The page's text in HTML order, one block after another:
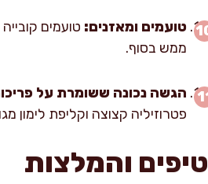
טועמים ומאזנים: טועמים
ממש בסוף.
הגשה נכונה ששומרת על
פטרוזיליה קצוצה וקליפת לימון
טיפים והמלצות